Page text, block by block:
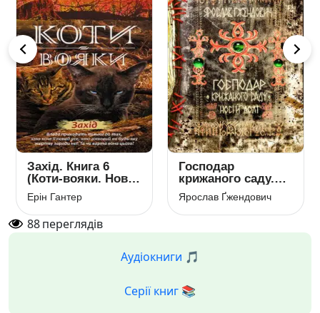
Захід. Книга 6
(Коти-вояки. Нове
пророцтво)
Ерін Гантер
Господар
крижаного саду.
Книга 3. Носій долі
Ярослав Ґжендович
88переглядів
Аудіокниги 🎵
Серії книг 📚